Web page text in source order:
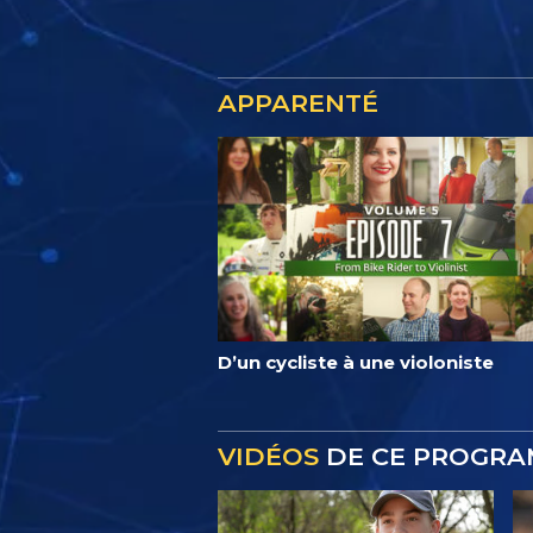
APPARENTÉ
D’un cycliste à une violoniste
VIDÉOS DE CE